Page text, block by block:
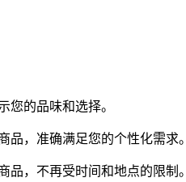
您的品味和选择。
品，准确满足您的个性化需求。
，不再受时间和地点的限制。